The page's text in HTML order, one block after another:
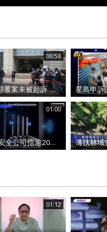
00:58
35+顛覆案未被起訴 前民主黨涂謹申獲發還護照 赴英國與家人團聚
01:00
網絡安全公司指逾20款路由器設後門 全部深圳一公司製造
01:12